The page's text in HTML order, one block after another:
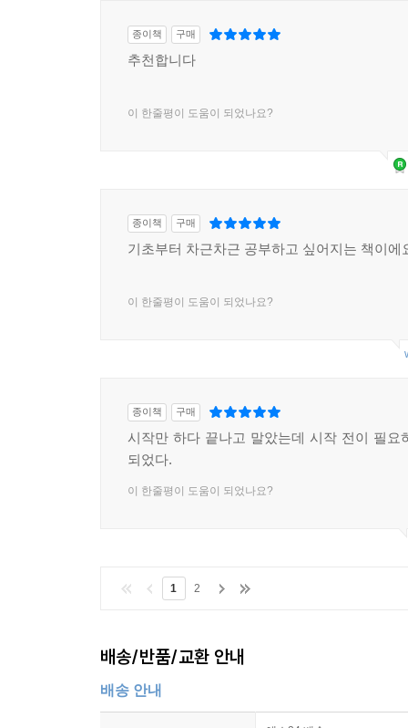
종이책 구매
추천합니다
이 한줄평이 도움이 되었나요?
종이책 구매
기초부터 차근차근 공부하고 싶어지는 책이에
이 한줄평이 도움이 되었나요?
종이책 구매
시작만 하다 끝나고 말았는데 시작 전이 필요
되었다.
이 한줄평이 도움이 되었나요?
1 2
배송/반품/교환 안내
배송 안내